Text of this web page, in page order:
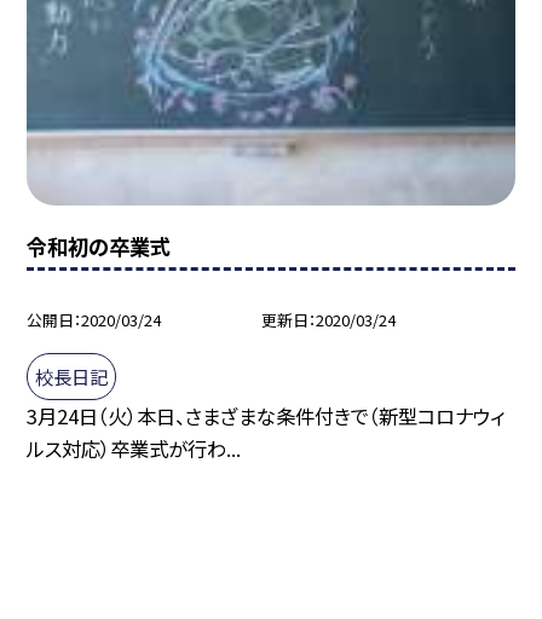
令和初の卒業式
公開日 2020/03/24 更新日 2020/03/24
校長日記
3月24日（火）本日、さまざまな条件付きで（新型コロナウィ
ルス対応）卒業式が行わ...